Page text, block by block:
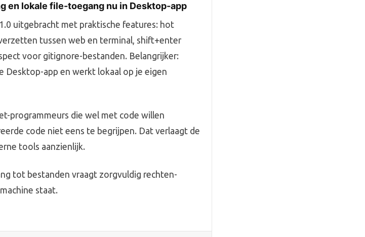
en lokale file-toegang nu in Desktop-app
uitgebracht met praktische features: hot
tussen web en terminal, shift+enter
voor gitignore-bestanden. Belangrijker:
Desktop-app en werkt lokaal op je eigen
programmeurs die wel met code willen
code niet eens te begrijpen. Dat verlaagt de
tools aanzienlijk.
tot bestanden vraagt zorgvuldig rechten-
staat.